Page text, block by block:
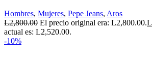
Hombres, Mujeres, Pepe Jeans, Aros
L2,800.00 El precio original era: L2,800.00.L
actual es: L2,520.00.
-10%